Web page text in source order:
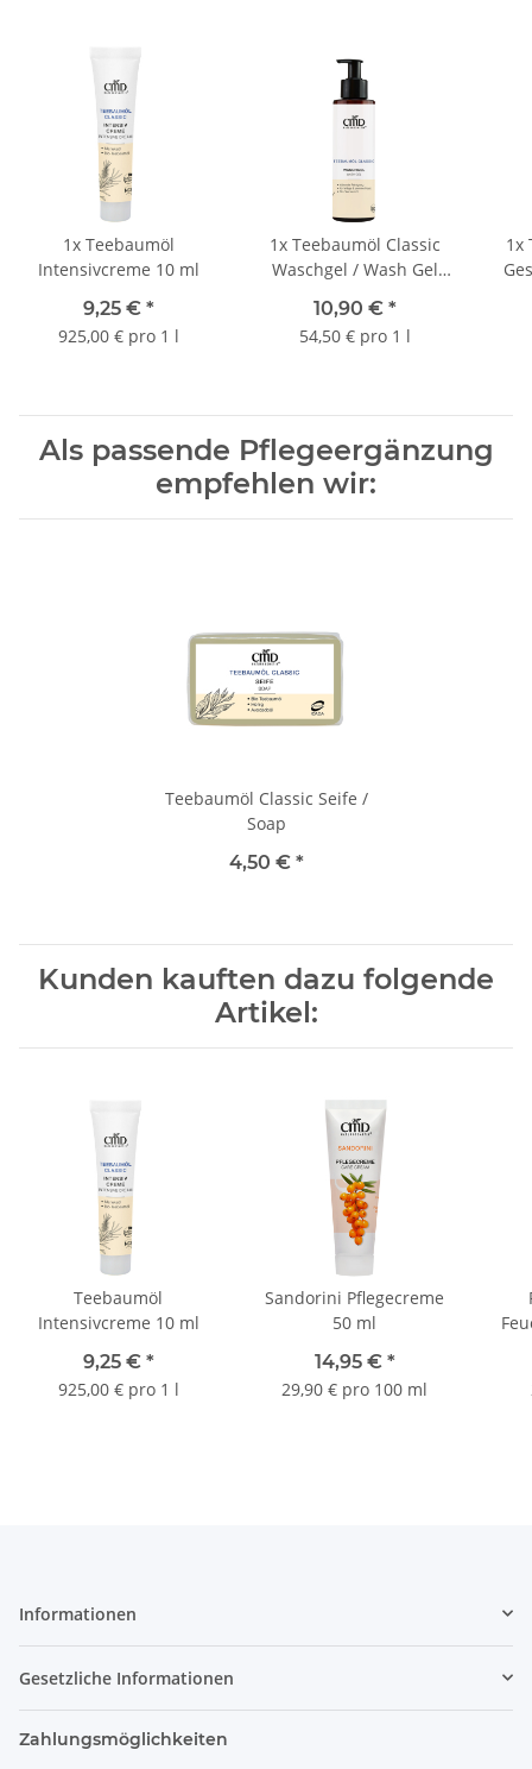
1x Teebaumöl
Intensivcreme 10 ml
9,25 € *
925,00 € pro 1 l
1x Teebaumöl Classic
Waschgel / Wash Gel
10,90 € *
54,50 € pro 1 l
1x
Als passende Pflegeergänzung
empfehlen wir:
Teebaumöl Classic Seife /
Soap
4,50 € *
Kunden kauften dazu folgende
Artikel:
Teebaumöl
Intensivcreme 10 ml
9,25 € *
925,00 € pro 1 l
Sandorini Pflegecreme
50 ml
14,95 € *
29,90 € pro 100 ml
Informationen
Gesetzliche Informationen
Zahlungsmöglichkeiten